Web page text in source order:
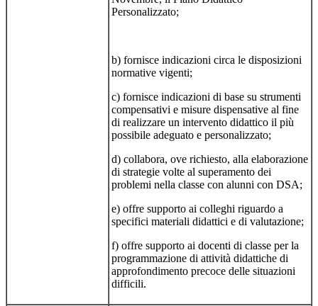
Personalizzato;
b) fornisce indicazioni circa le disposizioni
normative vigenti;
c) fornisce indicazioni di base su strumenti
compensativi e misure dispensative al fine
di realizzare un intervento didattico il più
possibile adeguato e personalizzato;
d) collabora, ove richiesto, alla elaborazione
di strategie volte al superamento dei
problemi nella classe con alunni con DSA;
e) offre supporto ai colleghi riguardo a
specifici materiali didattici e di valutazione;
f) offre supporto ai docenti di classe per la
programmazione di attività didattiche di
approfondimento precoce delle situazioni
difficili.